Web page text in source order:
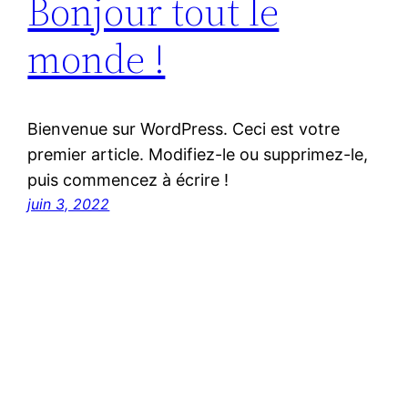
Bonjour tout le
monde !
Bienvenue sur WordPress. Ceci est votre
premier article. Modifiez-le ou supprimez-le,
puis commencez à écrire !
juin 3, 2022